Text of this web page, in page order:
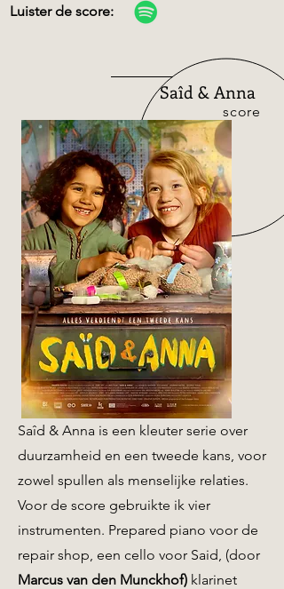
Luister de score:
Saîd & Anna
score
Saîd & Anna is een kleuter serie over
duurzamheid en een tweede kans, voor
zowel spullen als menselijke relaties.
Voor de score gebruikte ik vier
instrumenten. Prepared piano voor de
repair shop, een cello voor Said, (door
Marcus van den Munckhof) klarinet